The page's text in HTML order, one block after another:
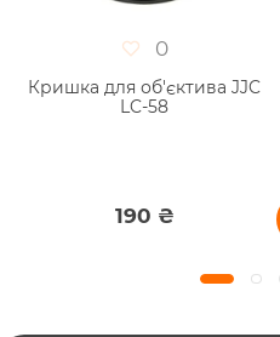
0
Кришка для об'єктива JJC
LC-58
190 ₴